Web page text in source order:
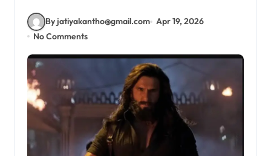
By jatiyakantho@gmail.com Apr 19, 2026
No Comments